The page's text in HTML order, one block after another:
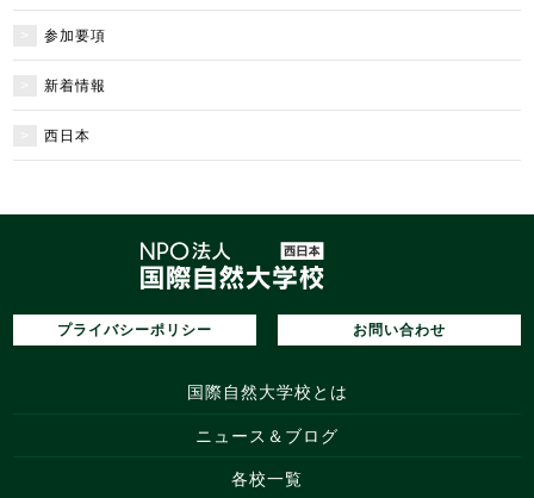
参加要項
新着情報
西日本
プライバシーポリシー お問い合わせ
国際自然大学校とは
ニュース＆ブログ
各校一覧